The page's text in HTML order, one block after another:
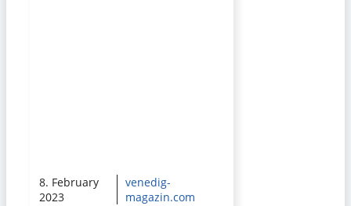
8. February
2023
venedig-
magazin.com